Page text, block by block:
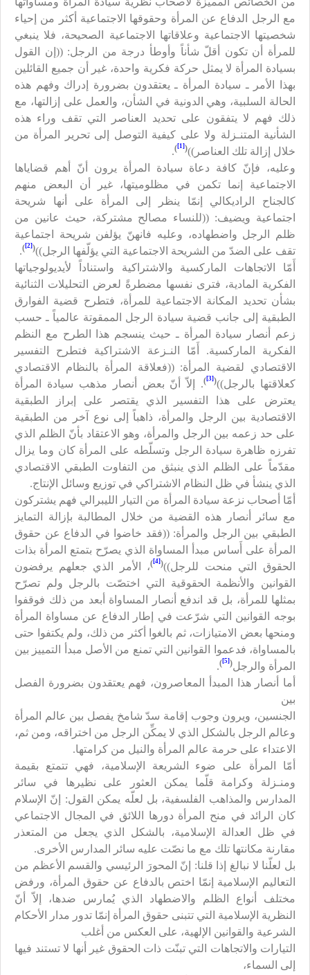
مع الرجل الدفاع عن المرأة وحقوقها الاجتماعية أكثر من إحياء
شخصيتها الاجتماعية وعلاقاتها الاجتماعية الصحيحة، فلا ينبغي
للمرأة أن تكون أقلّ شأناً وأوطأ درجة من الرجل: ((إن القول
بسيادة المرأة لا يمثل حركة فكرية واحدة، غير أن جميع القائلين
بهذا الأمر ـ سيادة المرأة ـ يعتقدون بضرورة إدراك وفهم هذه
الحالة السلبية، وهي الدونية في الشأن، والعمل على إزالتها، مع
ذلك فهم لا يتفقون على تحديد العناصر التي تقف وراء هذه
الشأنية المتنـزلة ولا على كيفية التوصل إلى تحرير المرأة من
خلال إزالة تلك العناصر))(
[1]
)
.
وعليه، فإنّ كافة دعاة سيادة المرأة يرون أنّ أهم قضاياها
الاجتماعية إنما تكمن في مظلوميتها، غير أن البعض منهم
كالجناح الراديكالي إنمّا ينظر إلى المرأة على أنها شريحة
اجتماعية ويضيف: ((للنساء مصالح مشتركة، حيث عانين من
ظلم الرجل واضطهاده، وعليه فانهنّ يؤلفن شريحة اجتماعية
تقف على الضدّ من الشريحة الاجتماعية التي يؤلّفها الرجل))(
[2]
)
.
أَمّا الاتجاهات الماركسية والاشتراكية واستناداً لأيديولوجياتها
الفكرية المادية، فترى نفسها مضطرةً لعرض التحليلات الثنائية
بشأن تحديد المكانة الاجتماعية للمرأة، فتطرح قضية الفوارق
الطبقية إلى جانب قضية سيادة الرجل الممقوتة عالمياً ـ حسب
زعم أنصار سيادة المرأة ـ حيث ينسجم هذا الطرح مع النظم
الفكرية الماركسية. أَمّا النـزعة الاشتراكية فتطرح التفسير
الاقتصادي لقضية المرأة: ((فعلاقة المرأة بالنظام الاقتصادي
كعلاقتها بالرجل))(
[3]
). إلاّ أنّ بعض أنصار مذهب سيادة المرأة
يعترض على هذا التفسير الذي يقتصر على إبراز الطبقية
الاقتصادية بين الرجل والمرأة، ذاهباً إلى نوع آخر من الطبقية
على حد زعمه بين الرجل والمرأة، وهو الاعتقاد بأنّ الظلم الذي
تفرزه ظاهرة سيادة الرجل وتسلّطه على المرأة كان وما يزال
مقدّماً على الظلم الذي ينبثق من التفاوت الطبقي الاقتصادي
الذي ينشأ في ظل النظام الاشتراكي في توزيع وسائل الإنتاج.
أمّا أصحاب نزعة سيادة المرأة من التيار الليبرالي فهم يشتركون
مع سائر أنصار هذه القضية من خلال المطالبة بإزالة التمايز
الطبقي بين الرجل والمرأة: ((فقد خاضوا في الدفاع عن حقوق
المرأة على أَساس مبدأ المساواة الذي يصرّح بتمتع المرأة بذات
الحقوق التي منحت للرجل))(
[4]
)، الأمر الذي جعلهم يرفضون
القوانين والأنظمة الحقوقية التي اختصّت بالرجل ولم تصرّح
بمثلها للمرأة، بل قد اندفع أنصار المساواة أبعد من ذلك فوقفوا
بوجه القوانين التي شرّعت في إطار الدفاع عن مساواة المرأة
ومنحها بعض الامتيازات، ثم بالغوا أكثر من ذلك، ولم يكتفوا حتى
بالمساواة، فدعموا القوانين التي تمنع من الأصل مبدأ التمييز بين
المرأة والرجل(
[5]
)
.
أما أنصار هذا المبدأ المعاصرون، فهم يعتقدون بضرورة الفصل
بين
الجنسين، ويرون وجوب إقامة سدّ شامخ يفصل بين عالم المرأة
وعالم الرجل بالشكل الذي لا يمكِّن الرجل من اختراقه، ومن ثم،
الاعتداء على حرمة عالم المرأة والنيل من كرامتها.
أمّا المرأة على ضوء الشريعة الإسلامية، فهي تتمتع بقيمة
ومنـزلة وكرامة قلّما يمكن العثور على نظيرها في سائر
المدارس والمذاهب الفلسفية، بل لعلّه يمكن القول: إنّ الإسلام
كان الرائد في منح المرأة دورها اللائق في المجال الاجتماعي
في ظل العدالة الإسلامية، بالشكل الذي يجعل من المتعذر
مقارنة مكانتها تلك مع ما نصّت عليه سائر المدارس الأخرى.
بل لعلّنا لا نبالغ إذا قلنا: إنّ المحورَ الرئيسي والقسم الأعظم من
التعاليم الإسلامية إنمّا اختص بالدفاع عن حقوق المرأة، ورفض
مختلف أنواع الظلم والاضطهاد الذي يُمارس ضدها، إلاّ أنّ
النظرية الإسلامية التي تتبنى حقوق المرأة إنمّا تدور مدار الأحكام
الشرعية والقوانين الإلهية، على العكس من أغلب
التيارات والاتجاهات التي تبنّت ذات الحقوق غير أنها لا تستند فيها
إلى السماء،